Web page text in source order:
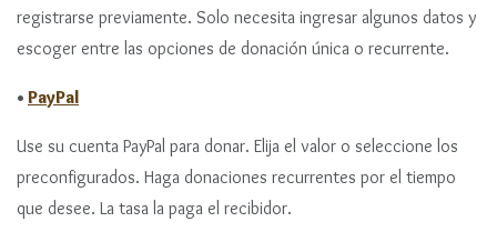
registrarse previamente. Solo necesita ingresar algunos datos y
escoger entre las opciones de donación única o recurrente.
• PayPal
Use su cuenta PayPal para donar. Elija el valor o seleccione los
preconfigurados. Haga donaciones recurrentes por el tiempo
que desee. La tasa la paga el recibidor.